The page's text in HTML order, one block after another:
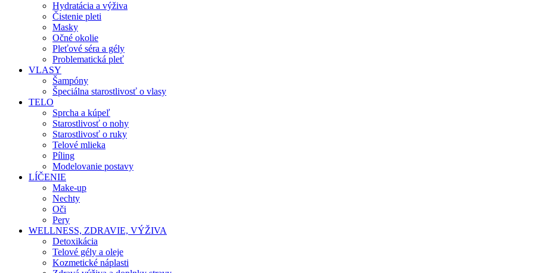
Hydratácia a výživa
Čistenie pleti
Masky
Očné okolie
Pleťové séra a gély
Problematická pleť
VLASY
Šampóny
Špeciálna starostlivosť o vlasy
TELO
Sprcha a kúpeľ
Starostlivosť o nohy
Starostlivosť o ruky
Telové mlieka
Píling
Modelovanie postavy
LÍČENIE
Make-up
Nechty
Oči
Pery
WELLNESS, ZDRAVIE, VÝŽIVA
Detoxikácia
Telové gély a oleje
Kozmetické náplasti